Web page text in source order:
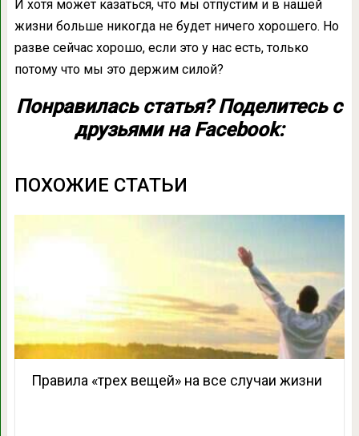
И хотя может казаться, что мы отпустим и в нашей
жизни больше никогда не будет ничего хорошего. Но
разве сейчас хорошо, если это у нас есть, только
потому что мы это держим силой?
Понравилась статья? Поделитесь с
друзьями на Facebook:
ПОХОЖИЕ СТАТЬИ
Правила «трех вещей» на все случаи жизни